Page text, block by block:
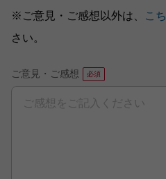
※ご意見・ご感想以外は、
こ
さい。
ご意見・ご感想